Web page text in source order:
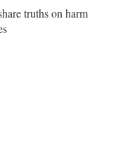
truths on harm